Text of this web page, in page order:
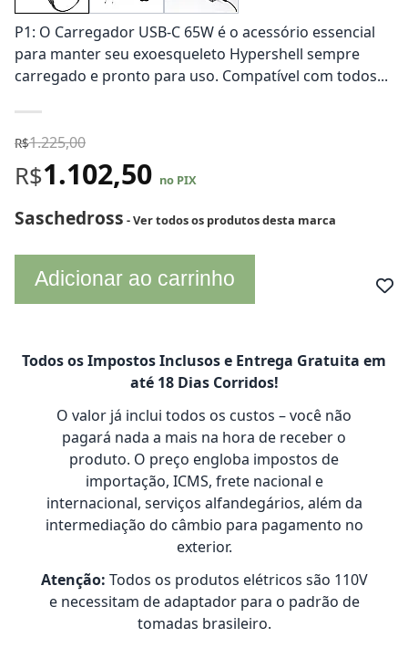
P1: O Carregador USB-C 65W é o acessório essencial
para manter seu exoesqueleto Hypershell sempre
carregado e pronto para uso. Compatível com todos...
R$1.225,00
R$1.102,50 no PIX
Saschedross - Ver todos os produtos desta marca
Adicionar ao carrinho
Todos os Impostos Inclusos e Entrega Gratuita em
até 18 Dias Corridos!
O valor já inclui todos os custos – você não
pagará nada a mais na hora de receber o
produto. O preço engloba impostos de
importação, ICMS, frete nacional e
internacional, serviços alfandegários, além da
intermediação do câmbio para pagamento no
exterior.
Atenção: Todos os produtos elétricos são 110V
e necessitam de adaptador para o padrão de
tomadas brasileiro.